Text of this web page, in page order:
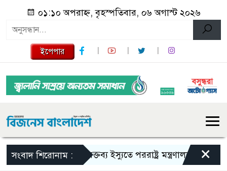
০১:১০ অপরাহ্ন, বৃহস্পতিবার, ০৬ অগাস্ট ২০২৬
ইপেপার
সংবাদ শিরোনাম :
শেখ হাসিনার বক্তব্য ইস্যুতে পররাষ্ট্র মন্ত্রণালয়ের বিবৃতি আজ
×